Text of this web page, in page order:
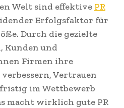
Welt sind effektive PR
Erfolgsfaktor für
Durch die gezielte
Kunden und
Firmen ihre
Vertrauen
im Wettbewerb
macht wirklich gute PR